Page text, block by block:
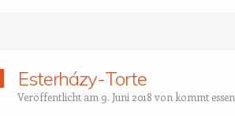
Esterházy-Torte
Veröffentlicht am 9. Juni 2018 von kommt essen